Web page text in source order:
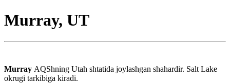
Murray, UT
Murray AQShning Utah shtatida joylashgan shahardir. Salt Lake
okrugi tarkibiga kiradi.